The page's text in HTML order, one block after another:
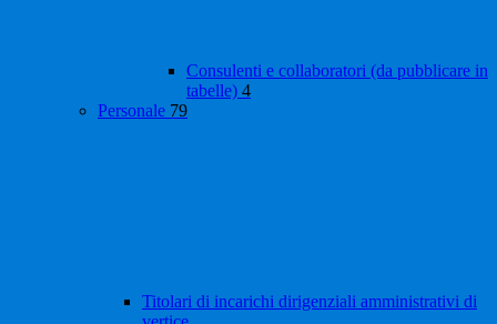
Consulenti e collaboratori (da pubblicare in
tabelle) 4
Personale 79
Titolari di incarichi dirigenziali amministrativi di